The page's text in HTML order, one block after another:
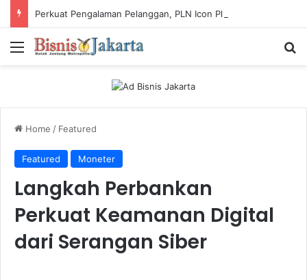
Menu
Home / Featured
Featured Moneter
Langkah Perbankan
Perkuat Keamanan Digital
dari Serangan Siber